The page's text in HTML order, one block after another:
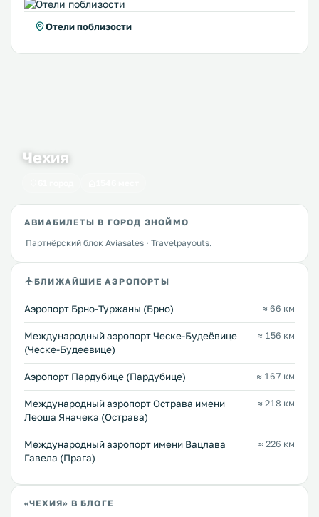
Отели поблизости
Чехия
АВИАБИЛЕТЫ В ГОРОД ЗНОЙМО
Партнёрский блок Aviasales · Travelpayouts.
БЛИЖАЙШИЕ АЭРОПОРТЫ
Аэропорт Брно-Туржаны (Брно) ≈ 66 км
Международный аэропорт Ческе-Будеёвице
(Ческе-Будеевице)
≈ 156 км
Аэропорт Пардубице (Пардубице) ≈ 167 км
Международный аэропорт Острава имени
Леоша Яначека (Острава)
≈ 218 км
Международный аэропорт имени Вацлава
Гавела (Прага)
≈ 226 км
«ЧЕХИЯ» В БЛОГЕ